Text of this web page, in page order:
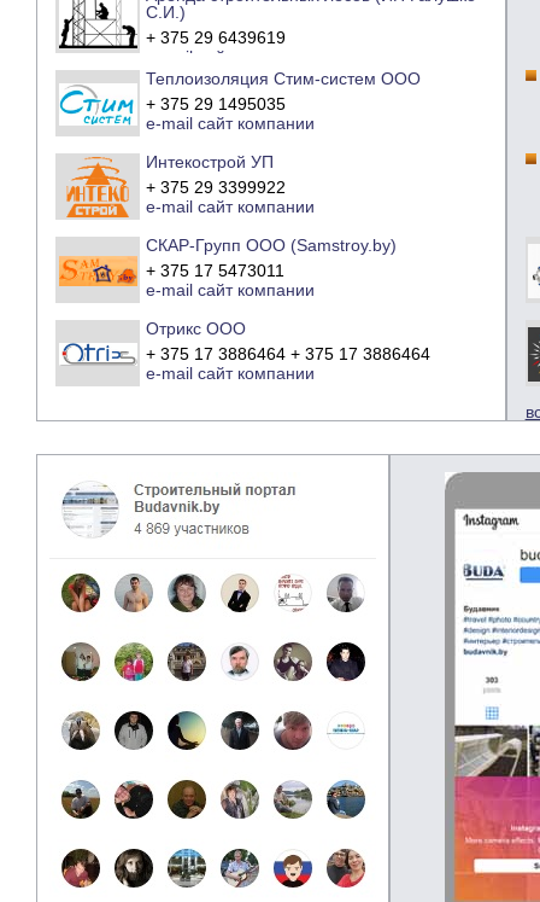
С.И.)
+ 375 29 6439619
e-mail
сайт компании
Теплоизоляция Стим-систем ООО
+ 375 29 1495035
e-mail сайт компании
Интекострой УП
+ 375 29 3399922
e-mail сайт компании
СКАР-Групп ООО (Samstroy.by)
+ 375 17 5473011
e-mail сайт компании
Отрикс ООО
+ 375 17 3886464 + 375 17 3886464
e-mail сайт компании